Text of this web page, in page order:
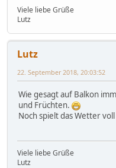
Viele liebe Grüße
Lutz
Lutz
22. September 2018, 20:03:52
Wie gesagt auf Balkon
und Früchten.
Noch spielt das Wetter
Viele liebe Grüße
Lutz